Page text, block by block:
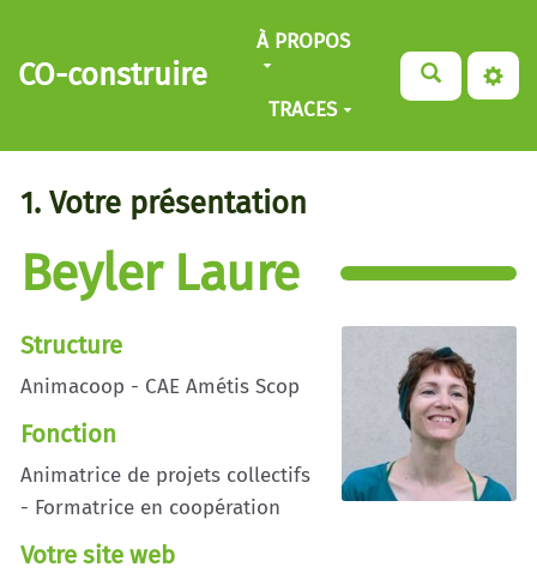
Aller au contenu principal
CO-construire
À PROPOS
TRACES
1. Votre présentation
Beyler Laure
Structure
Animacoop - CAE Amétis Scop
Fonction
Animatrice de projets collectifs
- Formatrice en coopération
Votre site web